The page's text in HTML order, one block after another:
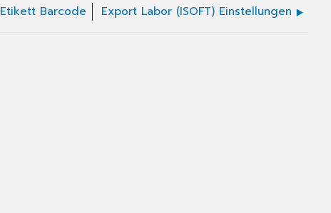
Etikett Barcode Export Labor (ISOFT) Einstellungen